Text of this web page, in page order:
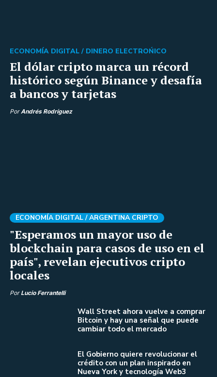
El dólar cripto marca un récord
histórico según Binance y desafía
a bancos y tarjetas
ECONOMÍA DIGITAL / DINERO ELECTROŃICO
PorAndrés Rodríguez
"Esperamos un mayor uso de
blockchain para casos de uso en el
país", revelan ejecutivos cripto
locales
ECONOMÍA DIGITAL /ARGENTINA CRIPTO
Por Lucio Ferrantelli
Wall Street ahora vuelve a comprar
Bitcoin y hay una señal que puede
cambiar todo el mercado
El Gobierno quiere revolucionar el
crédito con un plan inspirado en
Nueva York y tecnología Web3